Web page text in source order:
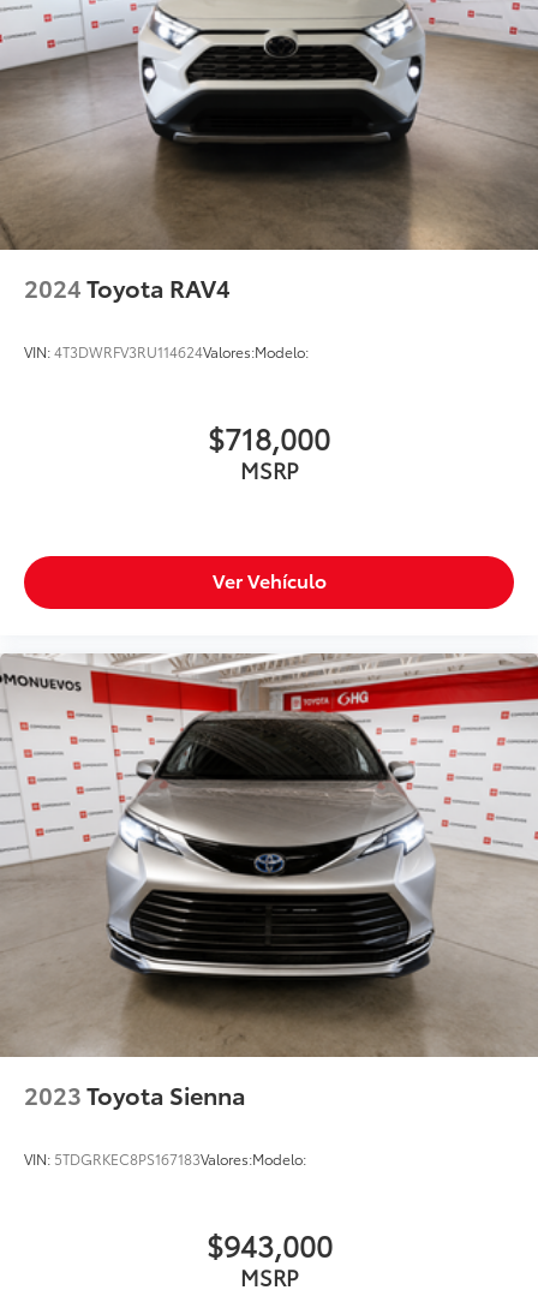
2024Toyota RAV4
VIN:4T3DWRFV3RU114624Valores:Modelo:
$718,000
MSRP
Ver Vehículo
2023Toyota Sienna
VIN: 5TDGRKEC8PS167183Valores:Modelo:
$943,000
MSRP